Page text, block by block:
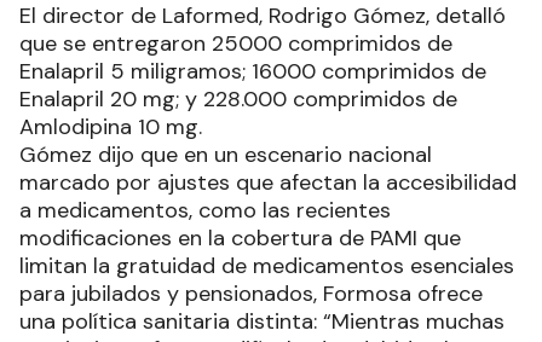
El director de Laformed, Rodrigo Gómez, detalló
que se entregaron 25000 comprimidos de
Enalapril 5 miligramos; 16000 comprimidos de
Enalapril 20 mg; y 228.000 comprimidos de
Amlodipina 10 mg.
Gómez dijo que en un escenario nacional
marcado por ajustes que afectan la accesibilidad
a medicamentos, como las recientes
modificaciones en la cobertura de PAMI que
limitan la gratuidad de medicamentos esenciales
para jubilados y pensionados, Formosa ofrece
una política sanitaria distinta: “Mientras muchas